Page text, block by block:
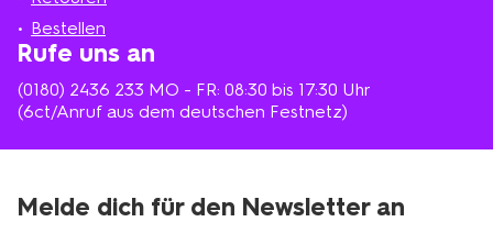
Bestellen
Rufe uns an
(0180) 2436 233 MO - FR: 08:30 bis 17:30 Uhr
(6ct/Anruf aus dem deutschen Festnetz)
Melde dich für den Newsletter an